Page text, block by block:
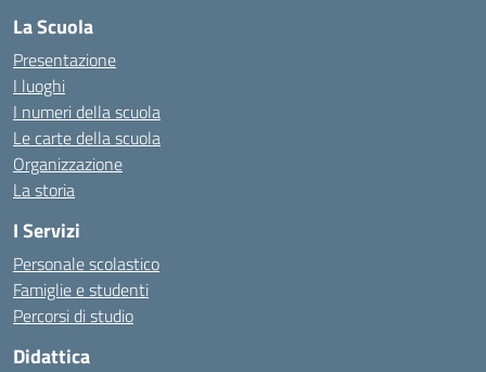
La Scuola
Presentazione
I luoghi
I numeri della scuola
Le carte della scuola
Organizzazione
La storia
I Servizi
Personale scolastico
Famiglie e studenti
Percorsi di studio
Didattica